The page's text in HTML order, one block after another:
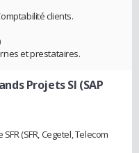
clients.
et prestataires.
Projets SI (SAP
(SFR, Cegetel, Telecom